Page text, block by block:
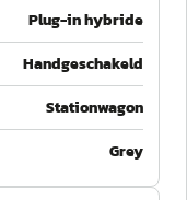
Plug-in hybride
Handgeschakeld
Stationwagon
Grey